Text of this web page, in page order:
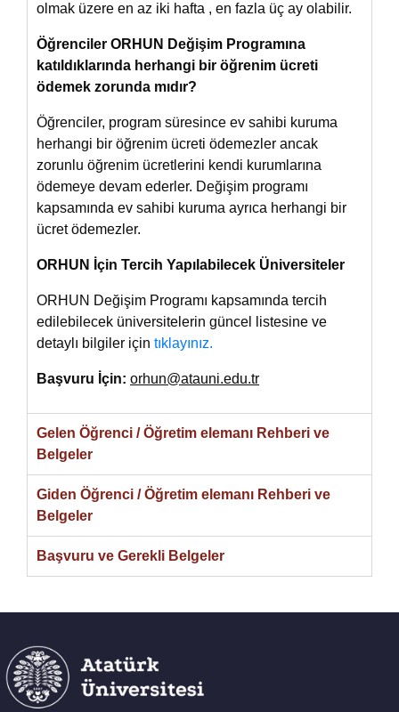
olmak üzere en az iki hafta , en fazla üç ay olabilir.
Öğrenciler ORHUN Değişim Programına
katıldıklarında herhangi bir öğrenim ücreti
ödemek zorunda mıdır?
Öğrenciler, program süresince ev sahibi kuruma
herhangi bir öğrenim ücreti ödemezler ancak
zorunlu öğrenim ücretlerini kendi kurumlarına
ödemeye devam ederler. Değişim programı
kapsamında ev sahibi kuruma ayrıca herhangi bir
ücret ödemezler.
ORHUN İçin Tercih Yapılabilecek Üniversiteler
ORHUN Değişim Programı kapsamında tercih
edilebilecek üniversitelerin güncel listesine ve
detaylı bilgiler için tıklayınız.
Başvuru İçin: orhun@atauni.edu.tr
Gelen Öğrenci / Öğretim elemanı Rehberi ve
Belgeler
Giden Öğrenci / Öğretim elemanı Rehberi ve
Belgeler
Başvuru ve Gerekli Belgeler